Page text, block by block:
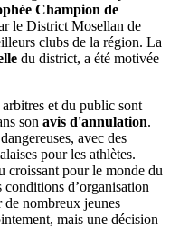
Champion de
le District Mosellan de
clubs de la région. La
du district, a été motivée
et du public sont
son avis d'annulation.
avec des
pour les athlètes.
croissant pour le monde du
conditions d’organisation
de nombreux jeunes
mais une décision